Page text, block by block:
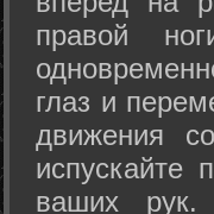
правой
глаз и
движения
испускайте
ваших рук.